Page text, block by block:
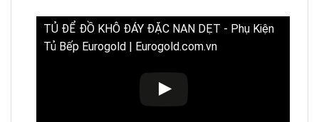
TỦ ĐỂ ĐỒ KHÔ ĐÁY ĐẶC NAN DẸT - Phụ Kiện
Tủ Bếp Eurogold | Eurogold.com.vn